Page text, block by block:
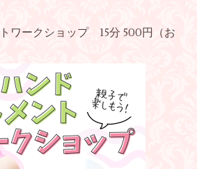
ワークショップ 15分 500円（お